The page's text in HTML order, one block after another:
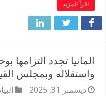
اقرأ المزيد
المانيا تجدد التزامها
واستقلاله وبمجلس
ديسمبر 31, 2025